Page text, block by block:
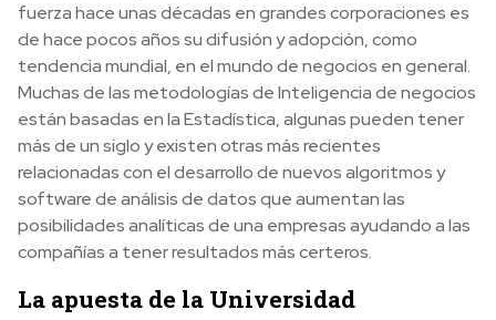
fuerza hace unas décadas en grandes corporaciones es
de hace pocos años su difusión y adopción, como
tendencia mundial, en el mundo de negocios en general.
Muchas de las metodologías de Inteligencia de negocios
están basadas en la Estadística, algunas pueden tener
más de un siglo y existen otras más recientes
relacionadas con el desarrollo de nuevos algoritmos y
software de análisis de datos que aumentan las
posibilidades analíticas de una empresas ayudando a las
compañías a tener resultados más certeros.
La apuesta de la Universidad